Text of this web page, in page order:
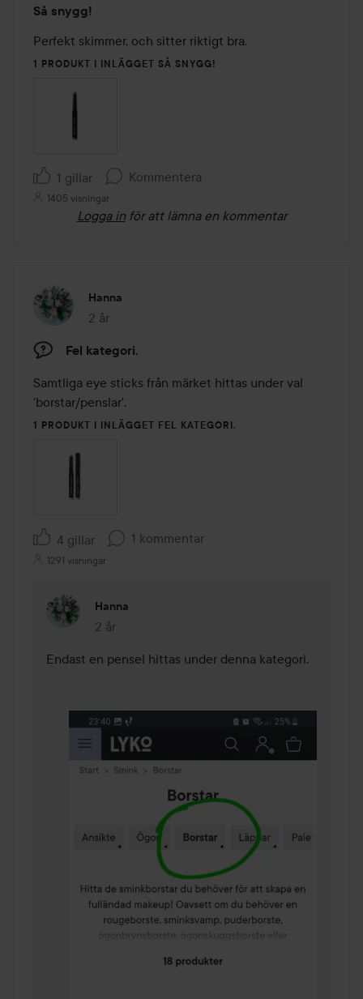
5
av
5
Så snygg!
Perfekt skimmer, och sitter riktigt bra.
1 PRODUKT I INLÄGGET SÅ SNYGG!
1 gillar Kommentera
1405 visningar
Logga in för att lämna en kommentar
Hanna
2 år
Inlägget skapades 2 år
Fel kategori.
Samtliga eye sticks från märket hittas under val
'borstar/penslar'.
1 PRODUKT I INLÄGGET FEL KATEGORI.
4 gillar 1 kommentar
1291 visningar
Hanna
2 år
Kommentaren lades 2 år
Endast en pensel hittas under denna kategori.